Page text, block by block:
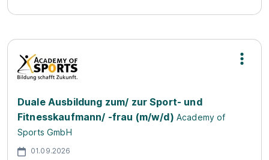
Duale Ausbildung zum/ zur Sport- und
Fitnesskaufmann/ -frau (m/w/d) Academy of
Sports GmbH
01.09.2026